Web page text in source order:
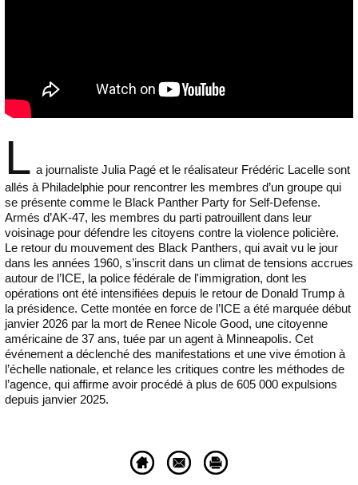
L a journaliste Julia Pagé et le réalisateur Frédéric Lacelle sont
allés à Philadelphie pour rencontrer les membres d’un groupe qui
se présente comme le Black Panther Party for Self-Defense.
Armés d’AK-47, les membres du parti patrouillent dans leur
voisinage pour défendre les citoyens contre la violence policière.
Le retour du mouvement des Black Panthers, qui avait vu le jour
dans les années 1960, s’inscrit dans un climat de tensions accrues
autour de l’ICE, la police fédérale de l'immigration, dont les
opérations ont été intensifiées depuis le retour de Donald Trump à
la présidence. Cette montée en force de l’ICE a été marquée début
janvier 2026 par la mort de Renee Nicole Good, une citoyenne
américaine de 37 ans, tuée par un agent à Minneapolis. Cet
événement a déclenché des manifestations et une vive émotion à
l’échelle nationale, et relance les critiques contre les méthodes de
l’agence, qui affirme avoir procédé à plus de 605 000 expulsions
depuis janvier 2025.